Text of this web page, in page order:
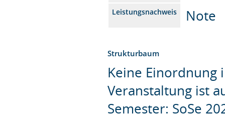
Leistungsnachweis Note
Strukturbaum
Keine Einordnung
Veranstaltung ist
Semester: SoSe